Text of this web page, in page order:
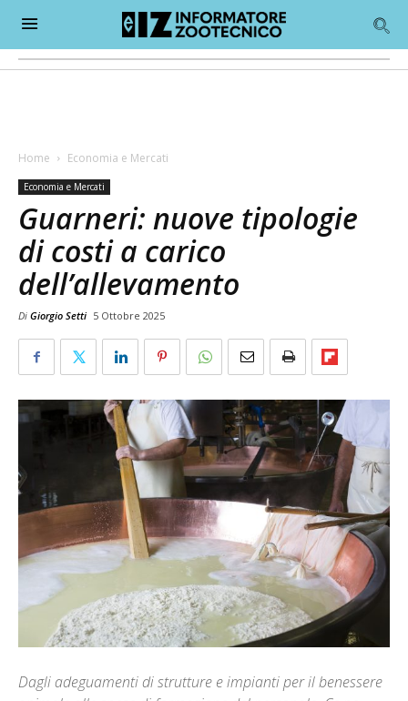
Home Economia e Mercati
Economia e Mercati
Guarneri: nuove tipologie
di costi a carico
dell’allevamento
Di Giorgio Setti 5 Ottobre 2025
Dagli adeguamenti di strutture e impianti per il benessere